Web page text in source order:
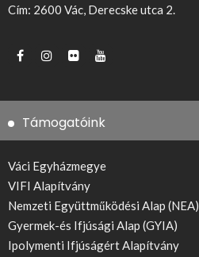
Cím: 2600 Vác, Derecske utca 2.
Támogatóink
Váci Egyházmegye
VIFI Alapítvány
Nemzeti Együttműködési Alap (NEA)
Gyermek-és Ifjúsági Alap (GYIA)
Ipolymenti Ifjúságért Alapítvány